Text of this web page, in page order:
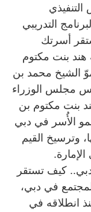
التدريبي
أسرتك
هند بنت مكتوم
الشيخ محمد بن
مجلس الوزراء
بنت مكتوم بن
الأُسر في دبي
وترسيخ القيم
دبي.. كيف تستقر
في دبي،
انطلاقه في